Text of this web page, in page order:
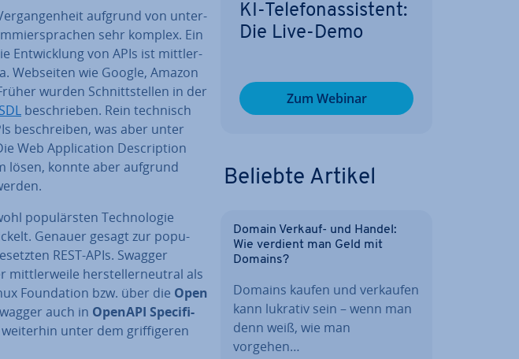
aufgrund von un­ter­
sehr komplex. Ein
Ent­wick­lung von APIs ist mitt­ler­
Webseiten wie Google, Amazon
wurden Schnitt­stel­len in der
be­schrie­ben. Rein technisch
be­schrei­ben, was aber unter
Web Ap­pli­ca­ti­on De­scrip­ti­on
lösen, konnte aber aufgrund
po­pu­lärs­ten Tech­no­lo­gie
Genauer gesagt zur po­pu­
REST-APIs. Swagger
mitt­ler­wei­le her­stel­ler­neu­tral als
Foun­da­ti­on bzw. über die Open
auch in OpenAPI Spe­ci­fi­
unter dem grif­fi­ge­ren
KI-Te­le­fon­as­sis­tent:
Die Live-Demo
Zum Webinar
Beliebte Artikel
Domain Verkauf- und Handel:
Wie verdient man Geld mit
Domains?
Domains kaufen und verkaufen
kann lukrativ sein – wenn man
denn weiß, wie man
vorgehen…